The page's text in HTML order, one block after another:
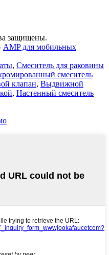
защищены.
AMP для мобильных
, Смеситель для раковины
смеситель
клапан, Выдвижной
, Настенный смеситель